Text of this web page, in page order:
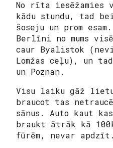
No rīta iesēžamies
kādu stundu, tad
šoseju un prom
Berlīni no mums
caur Byalistok
Lomžas ceļu), un
un Poznan.
Visu laiku gāž
braucot tas
sānus. Auto kaut
braukt ātrāk kā
fūrēm, nevar apdzīt.